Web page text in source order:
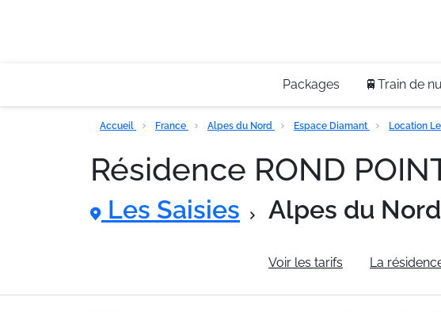
Packages 🚆Train de
Accueil France Alpes du Nord Espace Diamant Location
Résidence ROND
Les Saisies Alpes du Nord
Voir les tarifs La